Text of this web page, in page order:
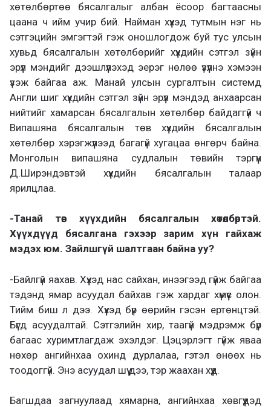
хөтөлбөртөө бясалгалыг албан ёсоор багтаасны
цаана ч ийм учир бий. Найман хүүхэд тутмын нэг нь
сэтгэцийн эмгэгтэй гэж оношлогдож буй тус улсын
хувьд бясалгалын хөтөлбөрийг хүүхдийн сэтгэл зүйн
эрүүл мэндийг дээшлүүлэхэд эерэг нөлөө үзүүлнэ хэмээн
үзэж байгаа аж. Манай улсын сургалтын системд
Англи шиг хүүхдийн сэтгэл зүйн эрүүл мэндэд анхаарсан
нийтийг хамарсан бясалгалын хөтөлбөр байдаггүй ч
Випашяна бясалгалын төв хүүхдийн бясалгалын
хөтөлбөр хэрэгжүүлээд багагүй хугацаа өнгөрч байна.
Монголын випашяна судлалын төвийн тэргүүн
Д.Ширэндэвтэй хүүхдийн бясалгалын талаар
ярилцлаа.
-Танай төв хүүхдийн бясалгалын хөтөлбөртэй.
Хүүхдүүд бясалгана гэхээр зарим хүн гайхаж
мэдэх юм. Зайлшгүй шалтгаан байна уу?
-Байлгүй яахав. Хүүхэд нас сайхан, инээгээд гүйж байгаа
тэдэнд ямар асуудал байхав гэж хардаг хүмүүс олон.
Тийм биш л дээ. Хүүхэд бүр өөрийн гэсэн ертөнцтэй.
Бүгд асуудалтай. Сэтгэлийн хир, таагүй мэдрэмж бүр
багаас хуримтлагдаж эхэлдэг. Цэцэрлэгт гүйж яваа
нөхөр ангийнхаа охинд дурлалаа, гэтэл өнөөх нь
тоодоггүй. Энэ асуудал шүү дээ, тэр жаахан хүүд.
Багшдаа загнуулаад хямарна, ангийнхаа хөвгүүдэд